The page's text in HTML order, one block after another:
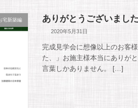
宅新築編 ありがとうございました
2020年5月31日
完成見学会に想像以上のお客
た、」お施主様本当にありが
言葉しかありません。 […]